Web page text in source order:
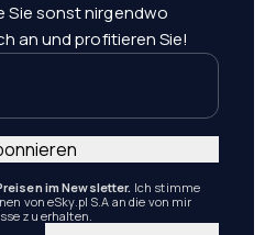
Sie sonst nirgendwo
an und profitieren Sie!
im Newsletter. Ich stimme
von eSky.pl S.A an die von mir
zu erhalten.